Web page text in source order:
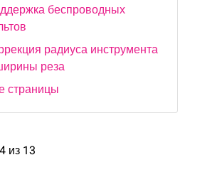
беспроводных
радиуса инструмента
реза
страницы
из 13